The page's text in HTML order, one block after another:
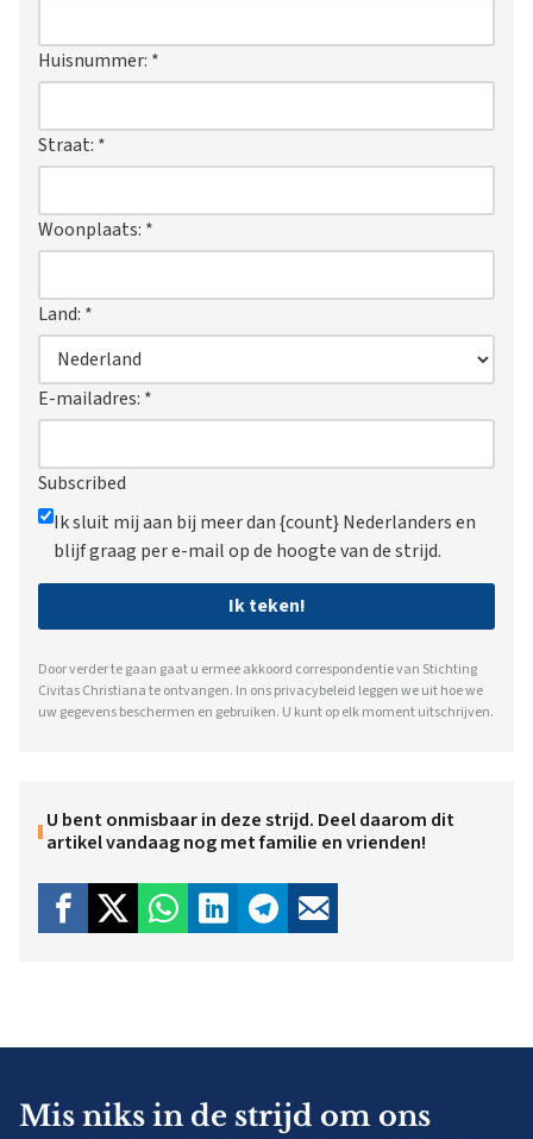
Huisnummer: *
Straat: *
Woonplaats: *
Land: *
E-mailadres: *
Subscribed
Ik sluit mij aan bij meer dan {count} Nederlanders en
blijf graag per e-mail op de hoogte van de strijd.
Ik teken!
Door verder te gaan gaat u ermee akkoord correspondentie van Stichting
Civitas Christiana te ontvangen. In onsprivacybeleid leggen we uit hoe we
uw gegevens beschermen en gebruiken. U kunt op elk moment uitschrijven.
U bent onmisbaar in deze strijd. Deel daarom dit
artikel vandaag nog met familie en vrienden!
Mis niks in de strijd om ons